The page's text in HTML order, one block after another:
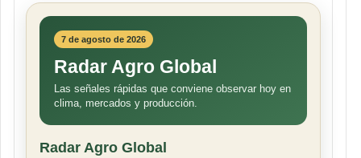
7 de agosto de 2026
Radar Agro Global
Las señales rápidas que conviene observar hoy en
clima, mercados y producción.
Radar Agro Global